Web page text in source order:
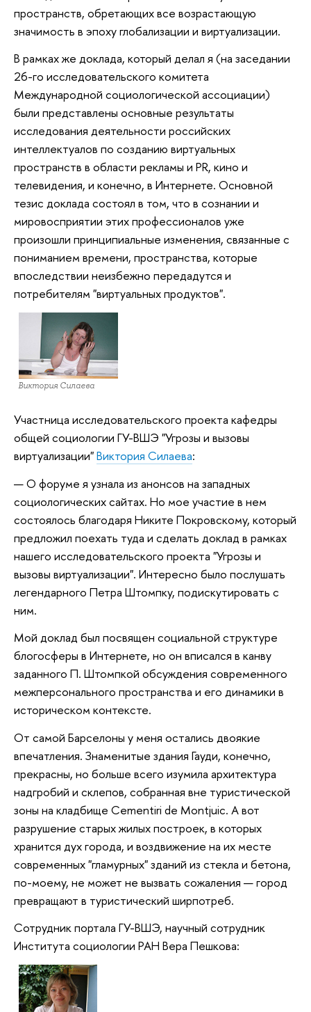
пространств, обретающих все возрастающую
значимость в эпоху глобализации и виртуализации.
В рамках же доклада, который делал я (на заседании
26-го исследовательского комитета
Международной социологической ассоциации)
были представлены основные результаты
исследования деятельности российских
интеллектуалов по созданию виртуальных
пространств в области рекламы и PR, кино и
телевидения, и конечно, в Интернете. Основной
тезис доклада состоял в том, что в сознании и
мировосприятии этих профессионалов уже
произошли принципиальные изменения, связанные с
пониманием времени, пространства, которые
впоследствии неизбежно передадутся и
потребителям "виртуальных продуктов".
Виктория Силаева
Участница исследовательского проекта кафедры
общей социологии ГУ-ВШЭ "Угрозы и вызовы
виртуализации"Виктория Силаева:
— О форуме я узнала из анонсов на западных
социологических сайтах. Но мое участие в нем
состоялось благодаря Никите Покровскому, который
предложил поехать туда и сделать доклад в рамках
нашего исследовательского проекта "Угрозы и
вызовы виртуализации". Интересно было послушать
легендарного Петра Штомпку, подискутировать с
ним.
Мой доклад был посвящен социальной структуре
блогосферы в Интернете, но он вписался в канву
заданного П. Штомпкой обсуждения современного
межперсонального пространства и его динамики в
историческом контексте.
От самой Барселоны у меня остались двоякие
впечатления. Знаменитые здания Гауди, конечно,
прекрасны, но больше всего изумила архитектура
надгробий и склепов, собранная вне туристической
зоны на кладбище Cementiri de Montjuic. А вот
разрушение старых жилых построек, в которых
хранится дух города, и воздвижение на их месте
современных "гламурных" зданий из стекла и бетона,
по-моему, не может не вызвать сожаления — город
превращают в туристический ширпотреб.
Сотрудник портала ГУ-ВШЭ, научный сотрудник
Института социологии РАН Вера Пешкова: